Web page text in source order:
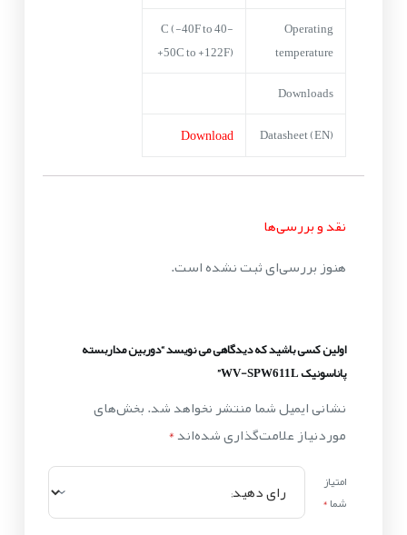
Operating
temperature
-40 C (-40F to
+50C to +122F)
Downloads
Datasheet (EN)
Download
نقد و بررسی‌ها
هنوز بررسی‌ای ثبت نشده است.
اولین کسی باشید که دیدگاهی می نویسد “دوربین مداربسته
پاناسونیک WV-SPW611L”
نشانی ایمیل شما منتشر نخواهد شد.بخش‌های
موردنیاز علامت‌گذاری شده‌اند*
امتیاز
شما*